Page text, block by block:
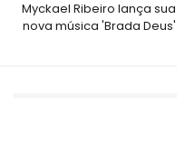
Myckael Ribeiro lança sua
nova música 'Brada Deus'